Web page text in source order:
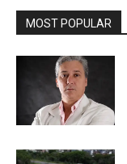
MOST POPULAR